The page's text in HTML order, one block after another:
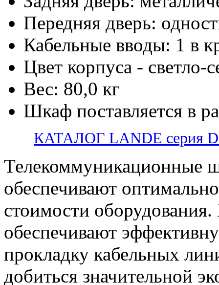
Передняя дверь:
Кабельные вводы: 1 в
Цвет корпуса -
Вес: 80,0 кг
Шкаф поставляется в
КАТАЛОГ LANDE серия
Телекоммуникационные
обеспечивают
стоимости
обеспечивают
прокладку кабельных
добиться значительной